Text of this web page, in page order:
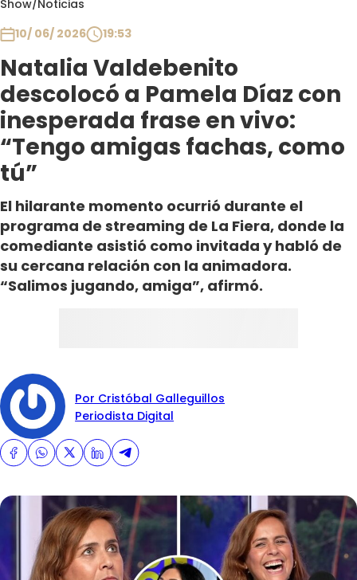
Show/Noticias
10/ 06/ 2026
19:53
Natalia Valdebenito
descolocó a Pamela Díaz con
inesperada frase en vivo:
“Tengo amigas fachas, como
tú”
El hilarante momento ocurrió durante el
programa de streaming de La Fiera, donde la
comediante asistió como invitada y habló de
su cercana relación con la animadora.
“Salimos jugando, amiga”, afirmó.
Por Cristóbal Galleguillos
Periodista Digital
Club De La Comedia
Contigo en Directo
Plan Perfecto
El Tiempo
Sabingo
Todos Los Programas